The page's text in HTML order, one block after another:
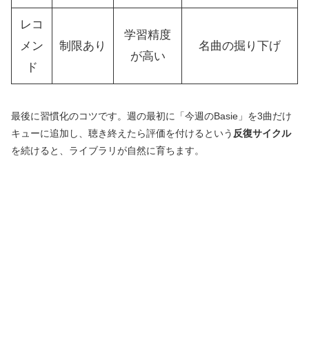
レコ
メン
ド
制限あり
学習精度
が高い
名曲の掘り下げ
最後に習慣化のコツです。週の最初に「今週のBasie」を3曲だけ
キューに追加し、聴き終えたら評価を付けるという 反復サイクル
を続けると、ライブラリが自然に育ちます。